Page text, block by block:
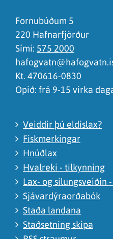
Ég skil ekki efnið, finnst
Fornubúðum 5
220 Hafnarfjörður
Sími: 575 2000
Kt. 470616-0830
Opið: frá 9-15 virka
Veiddir þú eldislax?
Fiskmerkingar
Hnúðlax
Hvalreki - tilkynning
Lax- og silungsveiðin
Sjávardýraorðabók
Staða landana
Staðsetning skipa